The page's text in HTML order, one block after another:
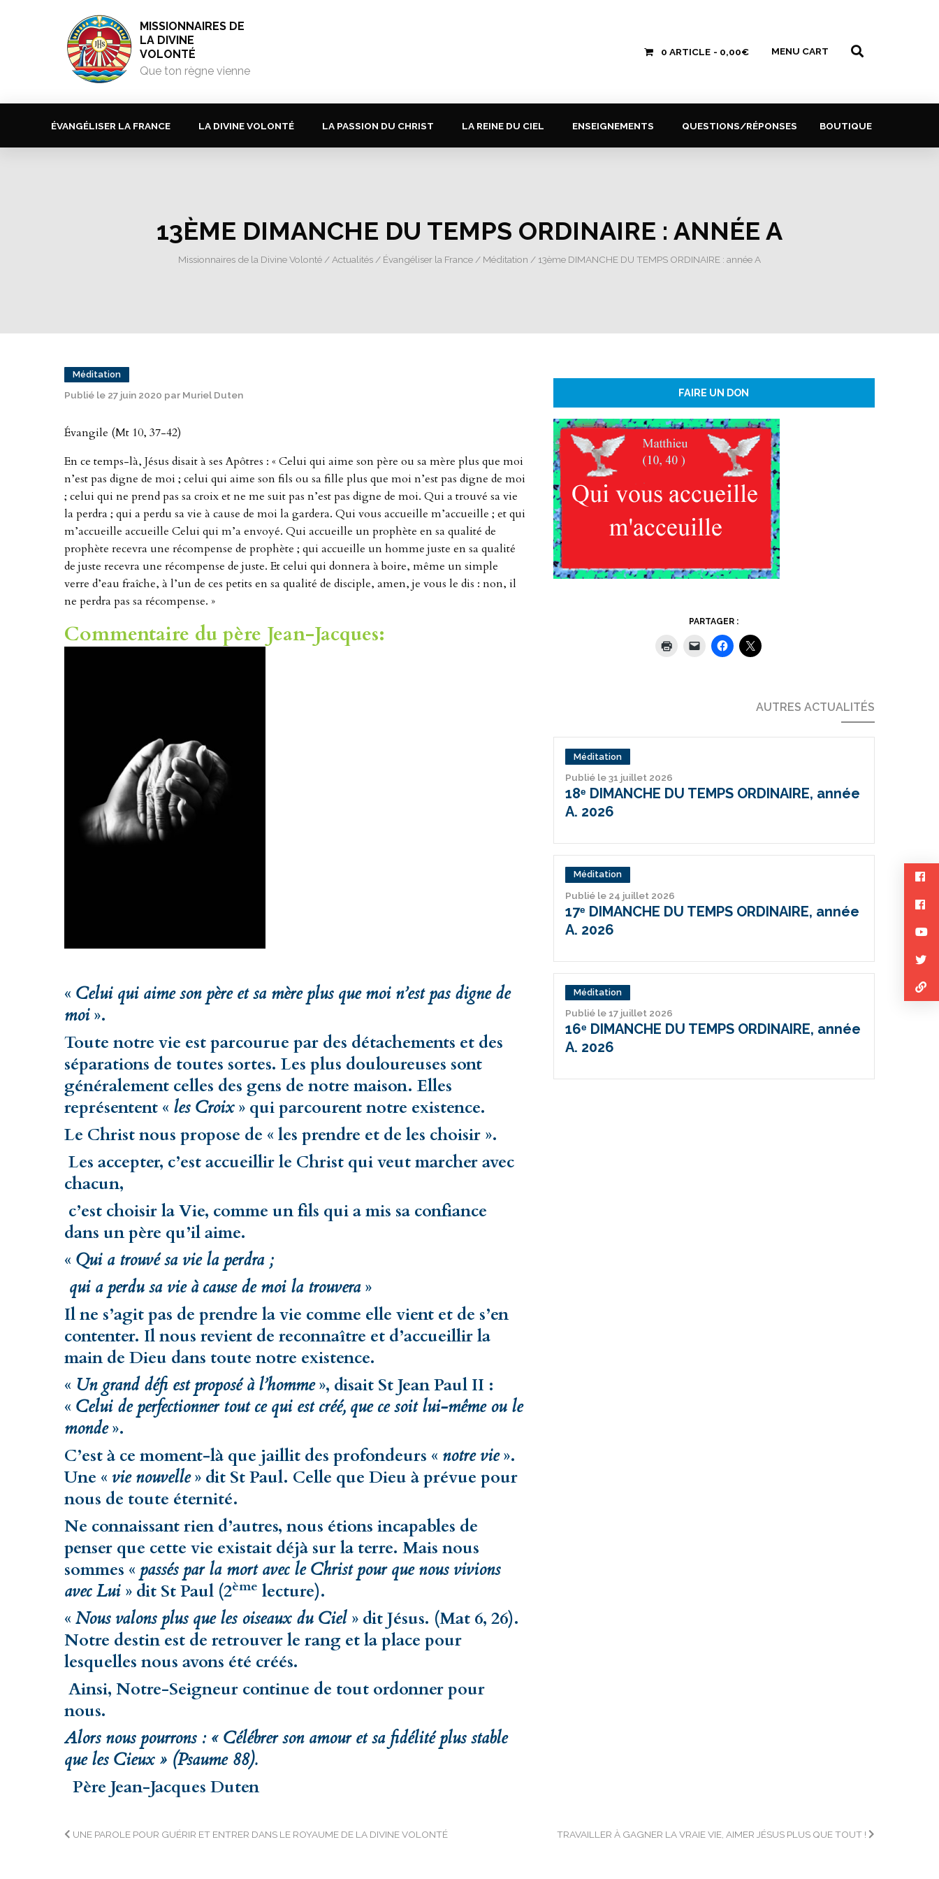
MISSIONNAIRES DE
LA DIVINE
VOLONTÉ
Que ton règne vienne
0 ARTICLE 0,00€ MENU CART
ÉVANGÉLISER LA FRANCE LA DIVINE VOLONTÉ LA PASSION DU CHRIST LA REINE DU CIEL ENSEIGNEMENTS QUESTIONS/RÉPONSES BOUTIQUE
13ÈME DIMANCHE DU TEMPS ORDINAIRE : ANNÉE A
Missionnaires de la Divine Volonté / Actualités / Évangéliser la France / Méditation / 13ème DIMANCHE DU TEMPS ORDINAIRE : année A
Méditation
Publié le 27 juin 2020 par Muriel Duten
Évangile (Mt 10, 37-42)
En ce temps-là, Jésus disait à ses Apôtres : « Celui qui aime son père ou sa mère plus que moi
n’est pas digne de moi ; celui qui aime son fils ou sa fille plus que moi n’est pas digne de moi
; celui qui ne prend pas sa croix et ne me suit pas n’est pas digne de moi. Qui a trouvé sa vie
la perdra ; qui a perdu sa vie à cause de moi la gardera. Qui vous accueille m’accueille ; et qui
m’accueille accueille Celui qui m’a envoyé. Qui accueille un prophète en sa qualité de
prophète recevra une récompense de prophète ; qui accueille un homme juste en sa qualité
de juste recevra une récompense de juste. Et celui qui donnera à boire, même un simple
verre d’eau fraîche, à l’un de ces petits en sa qualité de disciple, amen, je vous le dis : non, il
ne perdra pas sa récompense. »
Commentaire du père Jean-Jacques:
« Celui qui aime son père et sa mère plus que moi n’est pas digne de
moi».
Toute notre vie est parcourue par des détachements et des
séparations de toutes sortes. Les plus douloureuses sont
généralement celles des gens de notre maison. Elles
représentent « les Croix» qui parcourent notre existence.
Le Christ nous propose de « les prendre et de les choisir ».
Les accepter, c’est accueillir le Christ qui veut marcher avec
chacun,
c’est choisir la Vie, comme un fils qui a mis sa confiance
dans un père qu’il aime.
« Qui a trouvé sa vie la perdra ;
qui a perdu sa vie à cause de moi la trouvera »
Il ne s’agit pas de prendre la vie comme elle vient et de s’en
contenter. Il nous revient de reconnaître et d’accueillir la
main de Dieu dans toute notre existence.
« Un grand défi est proposé à l’homme», disait St Jean Paul II :
« Celui de perfectionner tout ce qui est créé, que ce soit lui-même ou le
monde».
C’est à ce moment-là que jaillit des profondeurs « notre vie».
Une « vie nouvelle» dit St Paul. Celle que Dieu à prévue pour
nous de toute éternité.
Ne connaissant rien d’autres, nous étions incapables de
penser que cette vie existait déjà sur la terre. Mais nous
sommes « passés par la mort avec le Christ pour que nous vivions
avec Lui » dit St Paul (2ème lecture).
« Nous valons plus que les oiseaux du Ciel » dit Jésus. (Mat 6, 26).
Notre destin est de retrouver le rang et la place pour
lesquelles nous avons été créés.
Ainsi, Notre-Seigneur continue de tout ordonner pour
nous.
Alors nous pourrons : « Célébrer son amour et sa fidélité plus stable
que les Cieux » (Psaume 88).
Père Jean-Jacques Duten
FAIRE UN DON
PARTAGER :
AUTRES ACTUALITÉS
Méditation
Publié le 31 juillet 2026
18ᵉ DIMANCHE DU TEMPS ORDINAIRE, année
A. 2026
Méditation
Publié le 24 juillet 2026
17ᵉ DIMANCHE DU TEMPS ORDINAIRE, année
A. 2026
Méditation
Publié le 17 juillet 2026
16ᵉ DIMANCHE DU TEMPS ORDINAIRE, année
A. 2026
Navigation
UNE PAROLE POUR GUÉRIR ET ENTRER DANS LE ROYAUME DE LA DIVINE VOLONTÉ TRAVAILLER À GAGNER LA VRAIE VIE, AIMER JÉSUS PLUS QUE TOUT !